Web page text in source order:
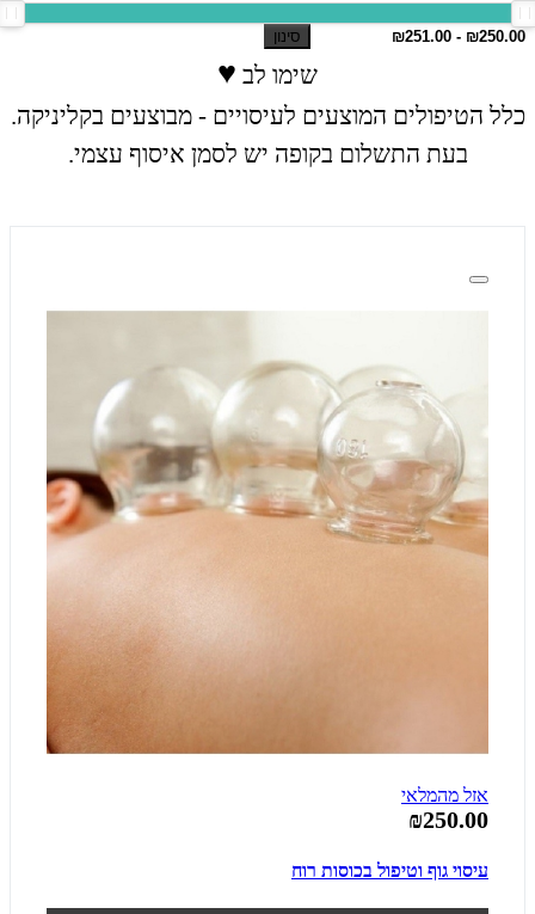
סינון
שימו לב ♥
כלל הטיפולים המוצעים לעיסויים - מבוצעים בקליניקה.
בעת התשלום בקופה יש לסמן איסוף עצמי.
אזל מהמלאי
₪250.00
עיסוי גוף וטיפול בכוסות רוח